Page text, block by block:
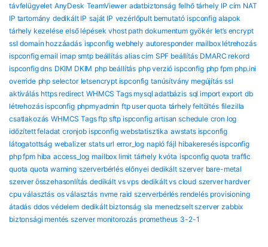
távfelügyelet AnyDesk TeamViewer adatbiztonság felhő tárhely IP cím NAT
IP tartomány dedikált IP saját IP vezérlőpult bemutató ispconfig alapok
tárhely kezelése első lépések vhost path dokumentum gyökér let’s encrypt
ssl domain hozzáadás ispconfig webhely autoresponder mailbox létrehozás
ispconfig email imap smtp beállítás alias cím SPF beállítás DMARC rekord
ispconfig dns DKIM DKIM php beállítás php verzió ispconfig php fpm php.ini
override php selector letsencrypt ispconfig tanúsítvány megújítás ssl
aktiválás https redirect WHMCS Tags mysql adatbázis sql import export db
létrehozás ispconfig phpmyadmin ftp user quota tárhely feltöltés filezilla
csatlakozás WHMCS Tags ftp sftp ispconfig artisan schedule cron log
időzített feladat cronjob ispconfig webstatisztika awstats ispconfig
látogatottság webalizer stats url error_log napló fájl hibakeresés ispconfig
php fpm hiba access_log mailbox limit tárhely kvóta ispconfig quota traffic
quota quota warning szerverbérlés előnyei dedikált szerver bare-metal
szerver összehasonlítás dedikált vs vps dedikált vs cloud szerver hardver
cpu választás os választás nvme raid szerverbérlés rendelés provisioning
átadás ddos védelem dedikált biztonság sla menedzselt szerver zabbix
biztonsági mentés szerver monitorozás prometheus 3-2-1